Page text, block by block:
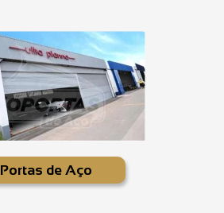
Portas de Aço